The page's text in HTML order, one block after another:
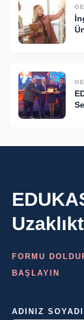
FORMU
BAŞLAYIN
ADINIZ